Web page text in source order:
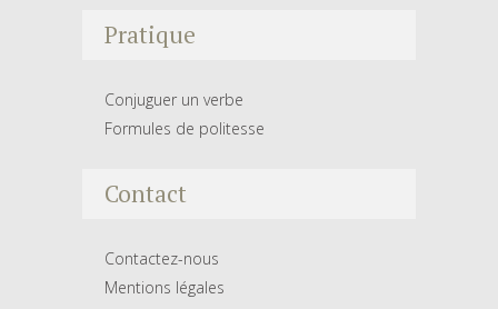
Pratique
Conjuguer un verbe
Formules de politesse
Contact
Contactez-nous
Mentions légales